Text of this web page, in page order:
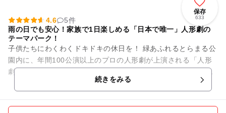
保存
633
4.6
5件
雨の日でも安心！家族で1日楽しめる「日本で唯一」人形劇の
テーマパーク！
子供たちにわくわくドキドキの休日を！ 緑あふれるとらまる公
園内に、年間100公演以上のプロの人形劇が上演される「人形
劇場とらまる座」や、実際に人形を見て触れて演じて作る経験
続きをみる